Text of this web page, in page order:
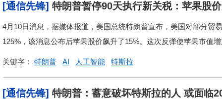
[通信先锋] 特朗普暂停90天执行新关税：苹果股
4月10日消息，据媒体报道，美国总统特朗普宣布，美国对部分贸
125%，该消息公布后苹果股价飙升了15%。这次反弹使苹果市值
关键字： 特朗普 AI 人工智能 特斯拉
[通信先锋] 特朗普：蓄意破坏特斯拉的人 或面临